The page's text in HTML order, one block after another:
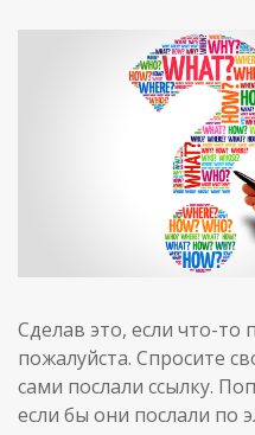
Сделав это, если что-то
пожалуйста. Спросите
сами послали ссылку.
если бы они послали по